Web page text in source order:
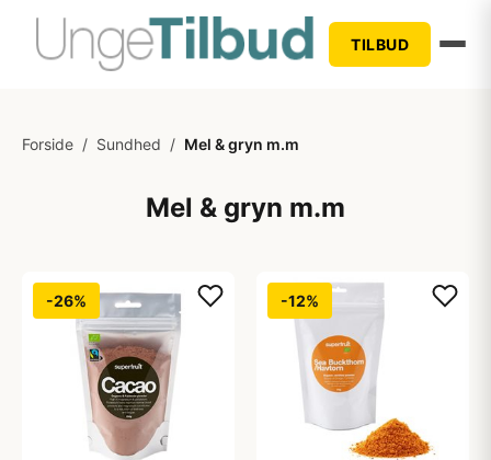
TILBUD
Forside / Sundhed / Mel & gryn m.m
Mel & gryn m.m
-26% -12%